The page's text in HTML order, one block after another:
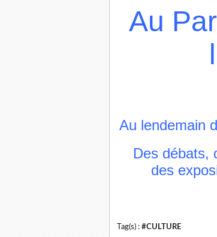
Au
Au lendemain
Des débats,
des
Tag(s) : #CULTURE